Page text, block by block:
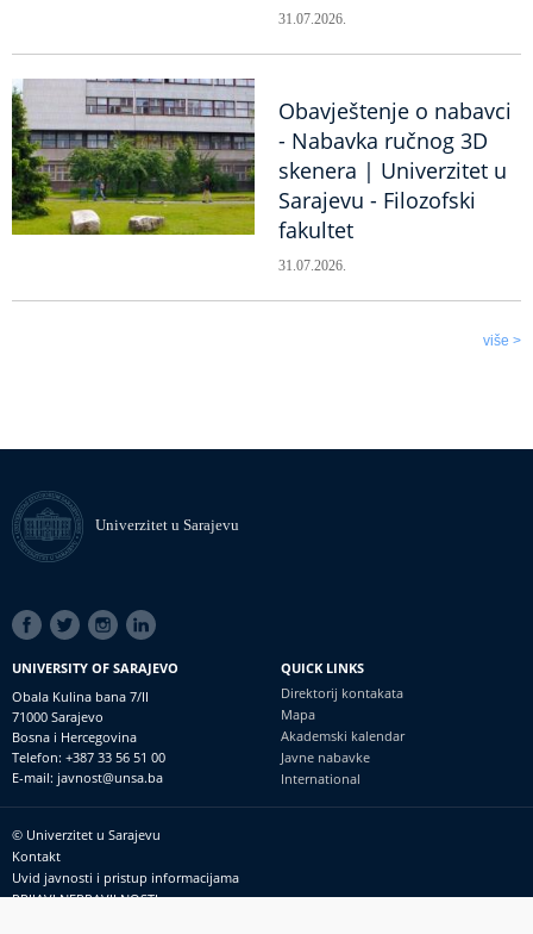
31.07.2026.
Obavještenje o nabavci
- Nabavka ručnog 3D
skenera | Univerzitet u
Sarajevu - Filozofski
fakultet
31.07.2026.
više >
Univerzitet u Sarajevu
SOCIAL
LINKS
UNIVERSITY OF SARAJEVO
Obala Kulina bana 7/II
71000 Sarajevo
Bosna i Hercegovina
Telefon: +387 33 56 51 00
E-mail: javnost@unsa.ba
QUICK LINKS
Direktorij kontakata
Mapa
Akademski kalendar
Javne nabavke
International
Footer
meni
© Univerzitet u Sarajevu
Kontakt
Uvid javnosti i pristup informacijama
PRIJAVI NEPRAVILNOSTI